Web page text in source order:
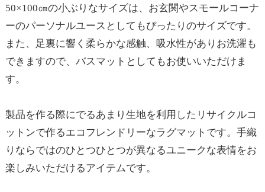
50×100㎝の小ぶりなサイズは、お玄関やスモールコーナ
ーのパーソナルユースとしてもぴったりのサイズです。
また、足裏に響く柔らかな感触、吸水性がありお洗濯も
できますので、バスマットとしてもお使いいただけま
す。
製品を作る際にでるあまり生地を利用したリサイクルコ
ットンで作るエコフレンドリーなラグマットです。手織
りならではのひとつひとつが異なるユニークな表情をお
楽しみいただけるアイテムです。